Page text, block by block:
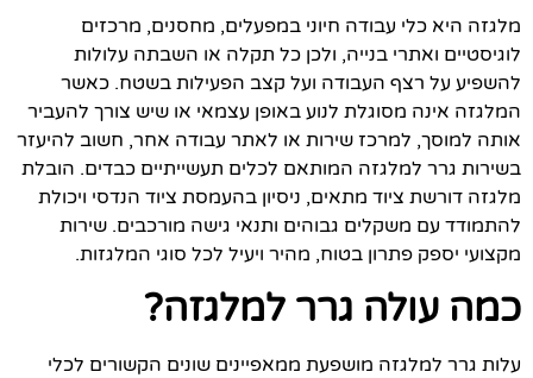
מלגזה היא כלי עבודה חיוני במפעלים, מחסנים, מרכזים
לוגיסטיים ואתרי בנייה, ולכן כל תקלה או השבתה עלולות
להשפיע על רצף העבודה ועל קצב הפעילות בשטח. כאשר
המלגזה אינה מסוגלת לנוע באופן עצמאי או שיש צורך להעביר
אותה למוסך, למרכז שירות או לאתר עבודה אחר, חשוב להיעזר
בשירות גרר למלגזה המותאם לכלים תעשייתיים כבדים. הובלת
מלגזה דורשת ציוד מתאים, ניסיון בהעמסת ציוד הנדסי ויכולת
להתמודד עם משקלים גבוהים ותנאי גישה מורכבים. שירות
מקצועי יספק פתרון בטוח, מהיר ויעיל לכל סוגי המלגזות.
כמה עולה גרר למלגזה?
עלות גרר למלגזה מושפעת ממאפיינים שונים הקשורים לכלי